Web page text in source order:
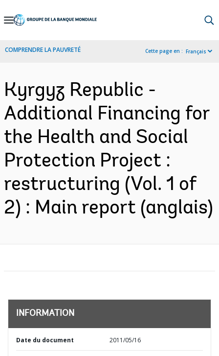
Skip
Navigation
COMPRENDRE LA PAUVRETÉ Cette page en : Français
Kyrgyz Republic -
Additional Financing for
the Health and Social
Protection Project :
restructuring (Vol. 1 of
2) : Main report (anglais)
INFORMATION
Date du document 2011/05/16